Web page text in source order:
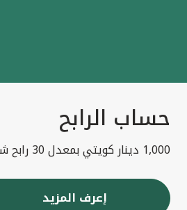
حساب الرابح
1,000 دينار كويتي بمعدل 30 رابح شهريا
إعرف المزيد